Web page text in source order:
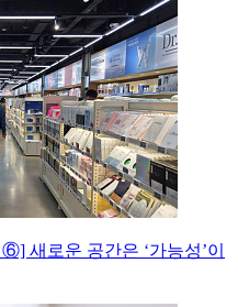
새로운 공간은 ‘가능성’이